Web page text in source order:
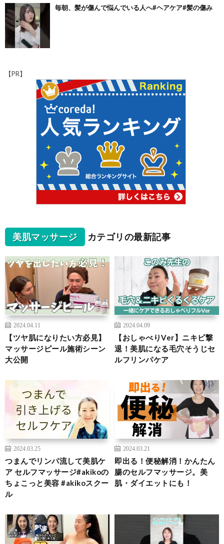
毎朝、髪が傷んで悩んでいる人へ#ヘアケア#髪の傷み
【PR】
美肌マッサージ カテゴリの最新記事
2024.04.11
【ツヤ肌になりたい方必見】
マッサージピール施術シーン
大公開
2024.04.09
【おしゃべりVer】ニキビ撃
退！美肌になる毛穴そうじセ
ルフリンパケア
2024.03.25
つまんでリンパ流して美肌ケ
ア セルフマッサージ#akikoの
ちょこっと美容 #akikoスクー
ル
2024.03.21
即出る！便秘解消！かんたん
腸のセルフマッサージ。美
肌・ダイエットにも！